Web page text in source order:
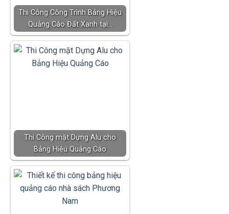
Thi Công Công Trình Bảng Hiệu
Quảng Cáo Đất Xanh tại…
Thi Công mặt Dựng Alu cho
Bảng Hiệu Quảng Cáo